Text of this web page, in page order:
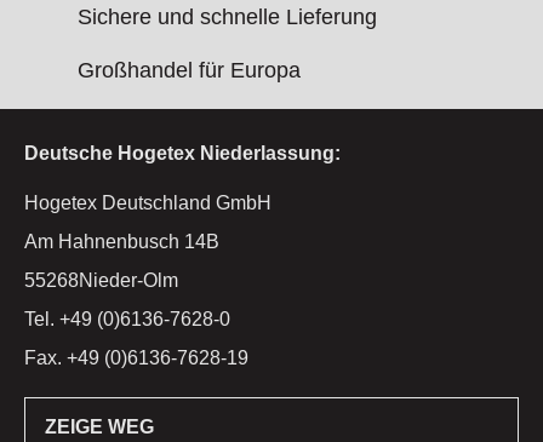
Sichere und schnelle Lieferung
Großhandel für Europa
Deutsche Hogetex Niederlassung:
Hogetex Deutschland GmbH
Am Hahnenbusch 14B
55268Nieder-Olm
Tel. +49 (0)6136-7628-0
Fax. +49 (0)6136-7628-19
ZEIGE WEG